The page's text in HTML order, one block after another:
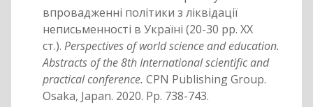
впровадженні політики з ліквідації
неписьменності в Україні (20-30 рр. ХХ
ст.). Perspectives of world science and education.
Abstracts of the 8th International scientific and
practical conference. CPN Publishing Group.
Osaka, Japan. 2020. Pp. 738-743.